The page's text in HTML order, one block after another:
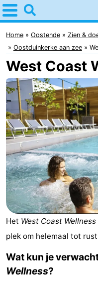
Home
Oostende
Tips
Voor
kinderen
Overnachten
Appartementen
Bed
(&
breakfasts)
Campings
Hotels
Vakantiehuizen
-
Breeduyn
-
Home Oostende Zien &
Oostduinkerke aan zee
West Coast
Het West Coast Wellness
plek om helemaal tot
Wat kun je
Wellness?